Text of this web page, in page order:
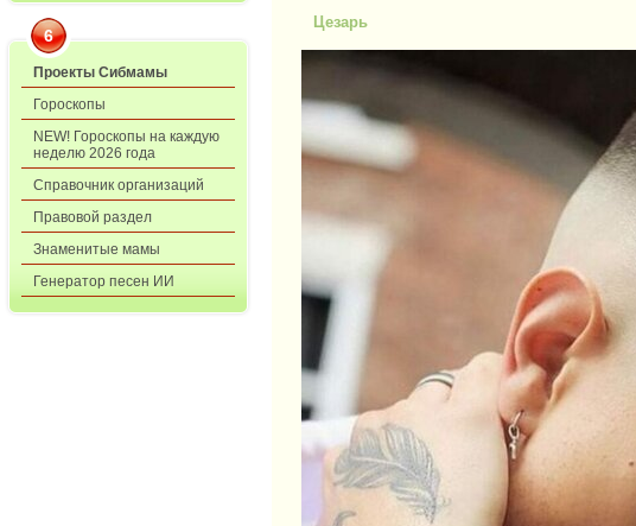
6
Проекты Сибмамы
Гороскопы
NEW! Гороскопы на каждую
неделю 2026 года
Справочник организаций
Правовой раздел
Знаменитые мамы
Генератор песен ИИ
Цезарь